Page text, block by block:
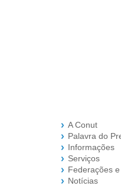
A Conut
Palavra do
Informações
Serviços
Federações
Notícias